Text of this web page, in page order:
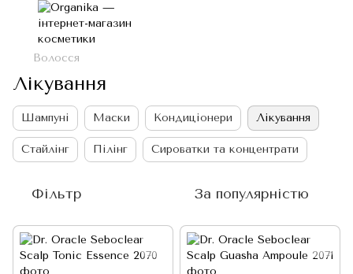
Волосся
Лікування
Шампуні Маски Кондиціонери Лікування
Стайлінг Пілінг Сироватки та концентрати
Фільтр За популярністю